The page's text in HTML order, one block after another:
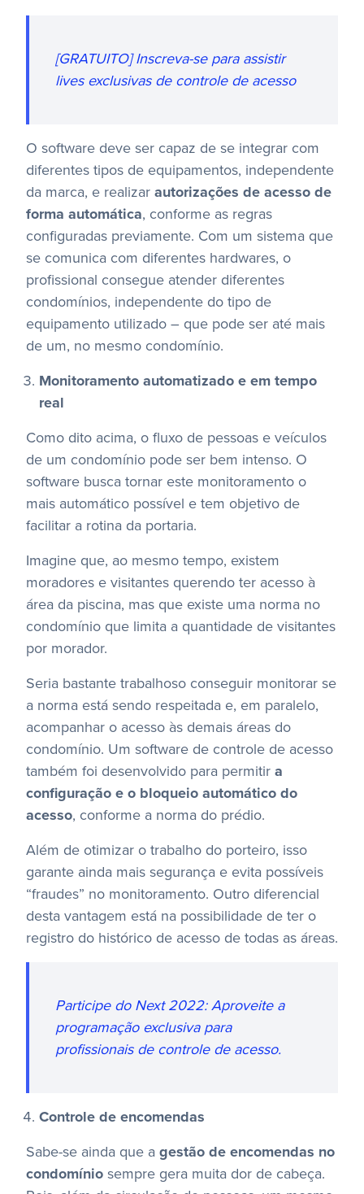
[GRATUITO] Inscreva-se para assistir
lives exclusivas de controle de acesso
O software deve ser capaz de se integrar com
diferentes tipos de equipamentos, independente
da marca, e realizar autorizações de acesso de
forma automática, conforme as regras
configuradas previamente. Com um sistema que
se comunica com diferentes hardwares, o
profissional consegue atender diferentes
condomínios, independente do tipo de
equipamento utilizado – que pode ser até mais
de um, no mesmo condomínio.
Monitoramento automatizado e em tempo
real
Como dito acima, o fluxo de pessoas e veículos
de um condomínio pode ser bem intenso. O
software busca tornar este monitoramento o
mais automático possível e tem objetivo de
facilitar a rotina da portaria.
Imagine que, ao mesmo tempo, existem
moradores e visitantes querendo ter acesso à
área da piscina, mas que existe uma norma no
condomínio que limita a quantidade de visitantes
por morador.
Seria bastante trabalhoso conseguir monitorar se
a norma está sendo respeitada e, em paralelo,
acompanhar o acesso às demais áreas do
condomínio. Um software de controle de acesso
também foi desenvolvido para permitir a
configuração e o bloqueio automático do
acesso, conforme a norma do prédio.
Além de otimizar o trabalho do porteiro, isso
garante ainda mais segurança e evita possíveis
“fraudes” no monitoramento. Outro diferencial
desta vantagem está na possibilidade de ter o
registro do histórico de acesso de todas as áreas.
Participe do Next 2022: Aproveite a
programação exclusiva para
profissionais de controle de acesso.
Controle de encomendas
Sabe-se ainda que a gestão de encomendas no
condomínio sempre gera muita dor de cabeça.